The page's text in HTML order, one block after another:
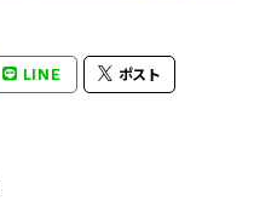
LINE ポスト